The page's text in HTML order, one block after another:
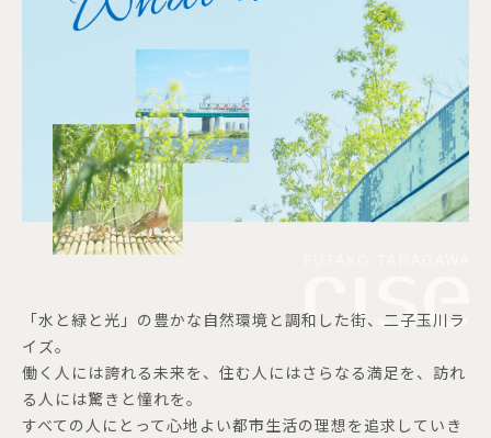
「水と緑と光」の豊かな自然環境と調和した街、二子玉川ラ
イズ。
働く人には誇れる未来を、住む人にはさらなる満足を、訪れ
る人には驚きと憧れを。
すべての人にとって心地よい都市生活の理想を追求していき